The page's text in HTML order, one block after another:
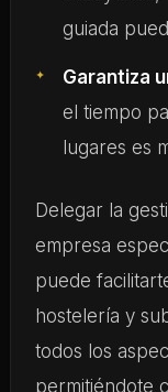
guiada
Garantiza
el tiempo
lugares es
Delegar la
empresa
puede
hostelería y
todos los
permitiéndote